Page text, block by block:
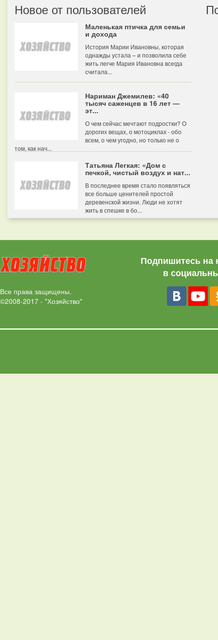
Новое от пользователей
Маленькая птичка для семьи
и дохода
История Марии Ивановны, которая
однажды устала – и позволила себе
жить легче Мария Ивановна всегда
считала...
Нариман Джемилев: «40
тысяч саженцев в 16 лет —
эт...
О чем сейчас мечтают подростки? О
дорогих вещах, о мотоциклах - обо
всем, о чем угодно, но только не о
том, как нач...
Татьяна Легкая: «Дом с
печкой, чистый воздух и нат...
В последнее время стало появляться
все больше ценителей простой
деревенской жизни. Люди не хотят
жить в спешке в бо...
Все права защищены.
©2008-2017 - "Хозяйство"
Подпишитесь на
в